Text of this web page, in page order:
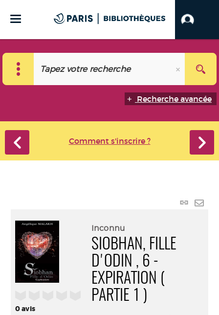
Recherche avancée
Comment s'inscrire ?
Lien
0avis
Inconnu
SIOBHAN, FILLE
D'ODIN , 6 -
EXPIRATION (
PARTIE 1 )